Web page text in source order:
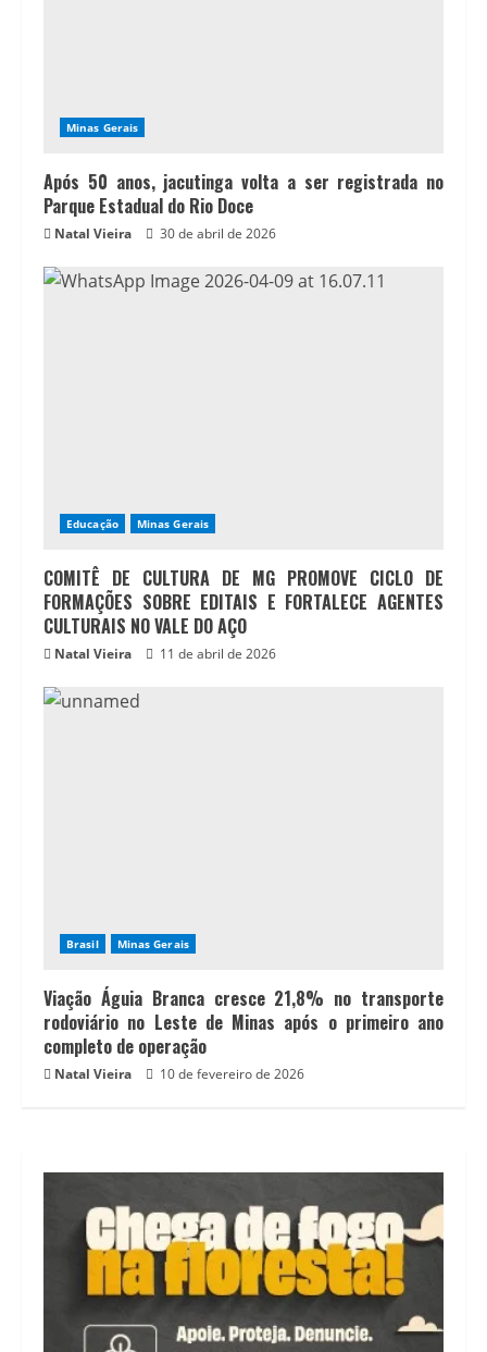
Minas Gerais
Após 50 anos, jacutinga volta a ser registrada no
Parque Estadual do Rio Doce
Natal Vieira 30 de abril de 2026
Educação Minas Gerais
COMITÊ DE CULTURA DE MG PROMOVE CICLO DE
FORMAÇÕES SOBRE EDITAIS E FORTALECE AGENTES
CULTURAIS NO VALE DO AÇO
Natal Vieira 11 de abril de 2026
Brasil Minas Gerais
Viação Águia Branca cresce 21,8% no transporte
rodoviário no Leste de Minas após o primeiro ano
completo de operação
Natal Vieira 10 de fevereiro de 2026